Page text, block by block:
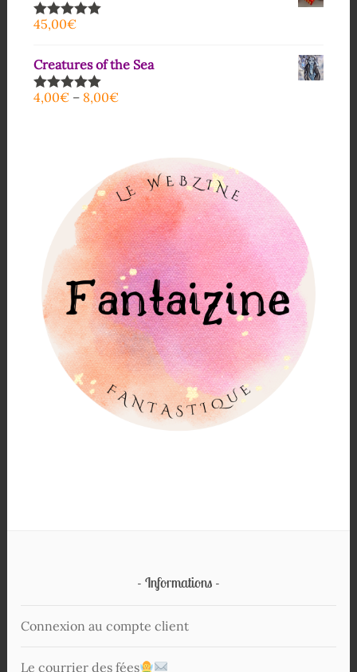
Note5.00
45,00€
Creatures of the Sea
Note5.00
4,00€– 8,00€
Informations
Connexion au compte client
Le courrier des fées